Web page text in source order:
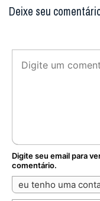
Deixe seu
Digite seu email para
comentário.
eu tenho uma